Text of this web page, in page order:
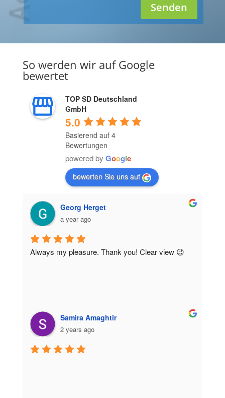
Senden
So werden wir auf Google
bewertet
TOP SD Deutschland
GmbH
5.0
Basierend auf 4
Bewertungen
powered by Google
bewerten Sie uns auf
Georg Herget
a year ago
Always my pleasure. Thank you! Clear view 😉
Samira Amaghtir
2 years ago